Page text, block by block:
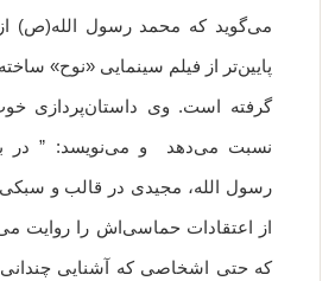
می‌گوید که محمد رسول الله(ص)
پایین‌تر از فیلم سینمایی «نوح»
گرفته است. وی داستان‌پردازی
نسبت می‌دهد و می‌نویسد: ” در
رسول الله، مجیدی در قالب و سبکی
از اعتقادات حماسی‌اش را روایت
که حتی اشخاصی که آشنایی چندانی